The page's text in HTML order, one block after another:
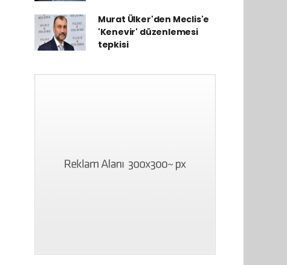
Murat Ülker'den Meclis'e
'Kenevir' düzenlemesi
tepkisi